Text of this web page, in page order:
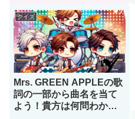
クイズ
Mrs. GREEN APPLEの歌
詞の一部から曲名を当て
よう！貴方は何問わかり